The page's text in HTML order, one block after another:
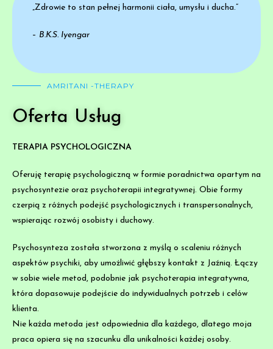
„Zdrowie to stan pełnej harmonii ciała, umysłu i ducha.”
– B.K.S. Iyengar
AMRITANI -THERAPY
Oferta Usług
TERAPIA PSYCHOLOGICZNA
Oferuję terapię psychologiczną w formie poradnictwa opartym na
psychosyntezie oraz psychoterapii integratywnej. Obie formy
czerpią z różnych podejść psychologicznych i transpersonalnych,
wspierając rozwój osobisty i duchowy.
Psychosynteza została stworzona z myślą o scaleniu różnych
aspektów psychiki, aby umożliwić głębszy kontakt z Jaźnią. Łączy
w sobie wiele metod, podobnie jak psychoterapia integratywna,
która dopasowuje podejście do indywidualnych potrzeb i celów
klienta.
Nie każda metoda jest odpowiednia dla każdego, dlatego moja
praca opiera się na szacunku dla unikalności każdej osoby.